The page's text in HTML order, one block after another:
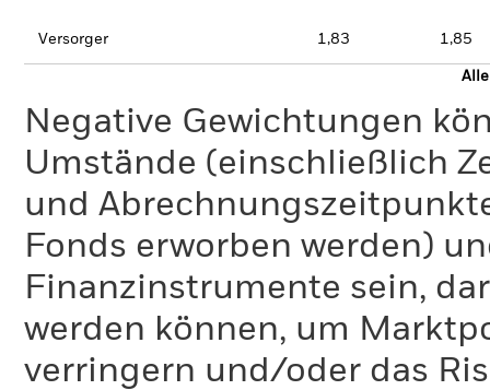
Versorger 1,83 1,85
Negative Gewichtungen
Umstände (einschließlich
und
Fonds erworben werden)
Finanzinstrumente sein,
werden können, um
verringern und/oder das